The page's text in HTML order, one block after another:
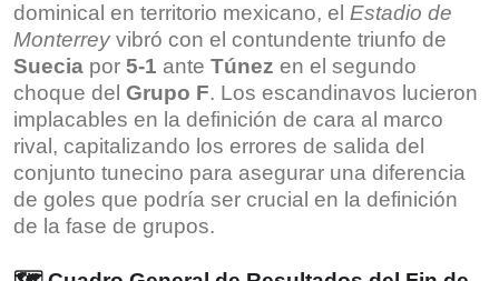
dominical en territorio mexicano, el Estadio de
Monterreyvibró con el contundente triunfo de
Suecia por 5-1 ante Túnez en el segundo
choque del Grupo F. Los escandinavos lucieron
implacables en la definición de cara al marco
rival, capitalizando los errores de salida del
conjunto tunecino para asegurar una diferencia
de goles que podría ser crucial en la definición
de la fase de grupos.